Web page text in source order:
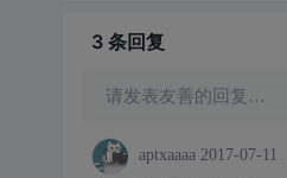
3 条回复
请发表友善的回复…
aptxaaaa 2017-07-11